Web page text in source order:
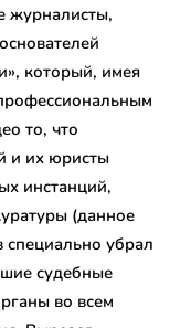
журналисты,
который, имея
то, что
и их юристы
инстанций,
(данное
специально убрал
судебные
во всем